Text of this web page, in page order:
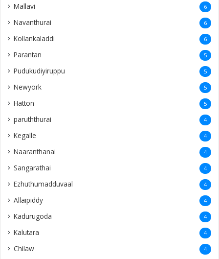
Mallavi 6
Navanthurai 6
Kollankaladdi 6
Parantan 5
Pudukudiyiruppu 5
Newyork 5
Hatton 5
paruththurai 4
Kegalle 4
Naaranthanai 4
Sangarathai 4
Ezhuthumadduvaal 4
Allaipiddy 4
Kadurugoda 4
Kalutara 4
Chilaw 4